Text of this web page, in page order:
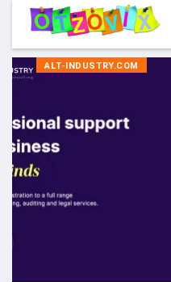
ALT-INDUSTRY.COM